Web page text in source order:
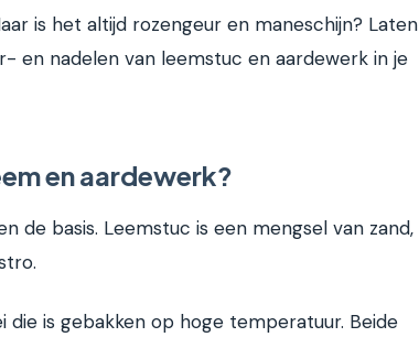
is het altijd rozengeur en maneschijn? Laten
en nadelen van leemstuc en aardewerk in je
en aardewerk?
de basis. Leemstuc is een mengsel van zand,
die is gebakken op hoge temperatuur. Beide